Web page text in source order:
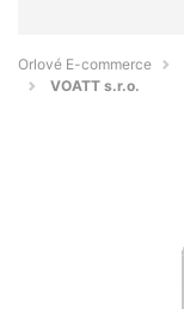
Orlové E-commerce
VOATT s.r.o.